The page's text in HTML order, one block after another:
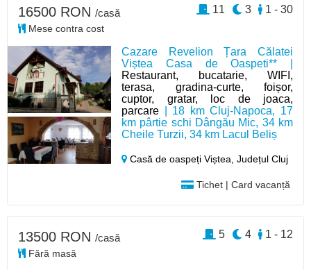
Cazare Revelion Țara Călatei
Viștea Casa de Oaspeti** |
Restaurant, bucatarie, WIFI,
terasa, gradina-curte, foișor,
cuptor, gratar, loc de joaca,
parcare | 18 km Cluj-Napoca, 17
km pârtie schi Dângău Mic, 34 km
Cheile Turzii, 34 km Lacul Beliș
Casă de oaspeți Viștea,Județul Cluj
Tichet | Card vacanță
16500 RON /casă
Mese contra cost
1 - 30
3
11
13500 RON /casă
Fără masă
1 - 12
4
5